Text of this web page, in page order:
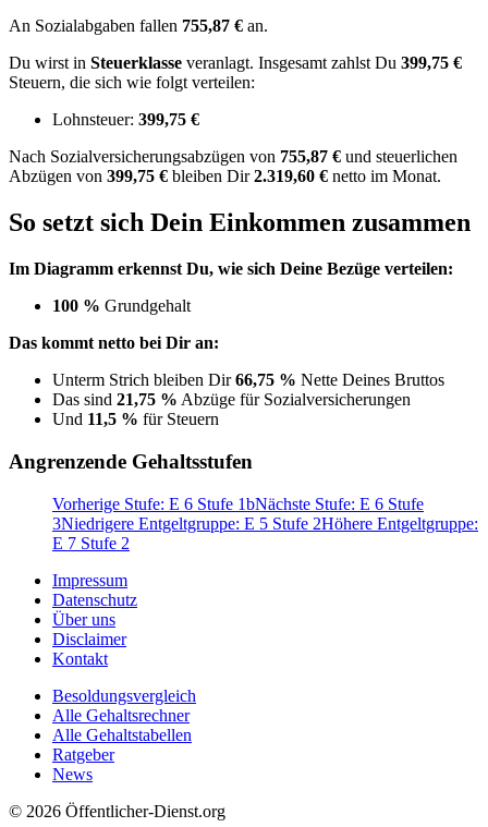
An Sozialabgaben fallen 755,87 € an.
Du wirst in Steuerklasse veranlagt. Insgesamt zahlst Du 399,75 €
Steuern, die sich wie folgt verteilen:
Lohnsteuer: 399,75 €
Nach Sozialversicherungsabzügen von 755,87 € und steuerlichen
Abzügen von 399,75 € bleiben Dir2.319,60 € netto im Monat.
So setzt sich Dein Einkommen zusammen
Im Diagramm erkennst Du, wie sich Deine Bezüge verteilen:
100 % Grundgehalt
Das kommt netto bei Dir an:
Unterm Strich bleiben Dir66,75 % Nette Deines Bruttos
Das sind 21,75 % Abzüge für Sozialversicherungen
Und 11,5 % für Steuern
Angrenzende Gehaltsstufen
Vorherige Stufe: E 6 Stufe 1bNächste Stufe: E 6 Stufe
3Niedrigere Entgeltgruppe: E 5 Stufe 2Höhere Entgeltgruppe:
E 7 Stufe 2
Impressum
Datenschutz
Über uns
Disclaimer
Kontakt
Besoldungsvergleich
Alle Gehaltsrechner
Alle Gehaltstabellen
Ratgeber
News
© 2026 Öffentlicher-Dienst.org